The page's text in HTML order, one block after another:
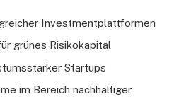
Investmentplattformen
grünes Risikokapital
Startups
im Bereich nachhaltiger